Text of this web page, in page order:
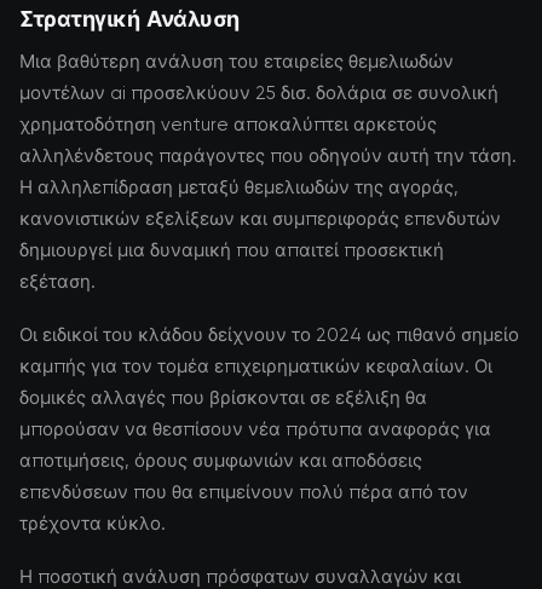
Στρατηγική Ανάλυση
Μια βαθύτερη ανάλυση του εταιρείες θεμελιωδών
μοντέλων ai προσελκύουν 25 δισ. δολάρια σε συνολική
χρηματοδότηση venture αποκαλύπτει αρκετούς
αλληλένδετους παράγοντες που οδηγούν αυτή την τάση.
Η αλληλεπίδραση μεταξύ θεμελιωδών της αγοράς,
κανονιστικών εξελίξεων και συμπεριφοράς επενδυτών
δημιουργεί μια δυναμική που απαιτεί προσεκτική
εξέταση.
Οι ειδικοί του κλάδου δείχνουν το 2024 ως πιθανό σημείο
καμπής για τον τομέα επιχειρηματικών κεφαλαίων. Οι
δομικές αλλαγές που βρίσκονται σε εξέλιξη θα
μπορούσαν να θεσπίσουν νέα πρότυπα αναφοράς για
αποτιμήσεις, όρους συμφωνιών και αποδόσεις
επενδύσεων που θα επιμείνουν πολύ πέρα από τον
τρέχοντα κύκλο.
Η ποσοτική ανάλυση πρόσφατων συναλλαγών και